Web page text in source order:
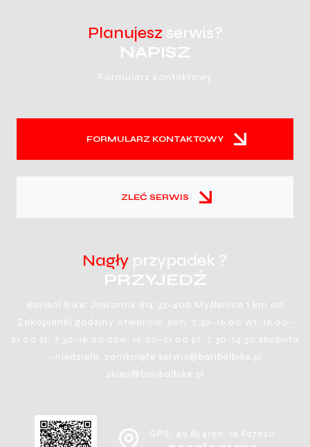
Planujesz serwis?
NAPISZ
Formularz kontaktowy
FORMULARZ KONTAKTOWY
ZLEĆ SERWIS
Nagły przypadek ?
PRZYJEDŹ
Baribal Bike: Jawornik 814 32-400 Myślenice 1 km od
Zakopianki godziny otwarcia: pon: 7.30-16.00 wt: 16.00-
21.00 śr: 7.30-16.00 czw: 16.00-21.00 pt: 7.30-14.30 sbobota
- niedziela: zamknięte serwis@baribalbike.pl
sklep@baribalbike.pl
GPS: 49.854190, 19.897620